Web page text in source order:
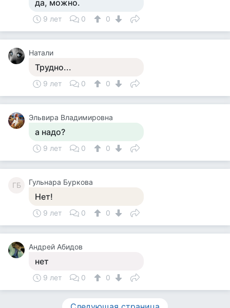
да, можно.
9 лет 0 0
Натали
Трудно...
9 лет 0 0
Эльвира Владимировна
а надо?
9 лет 0 0
ГБ Гульнара Буркова
Нет!
9 лет 0 0
Андрей Абидов
нет
9 лет 0 0